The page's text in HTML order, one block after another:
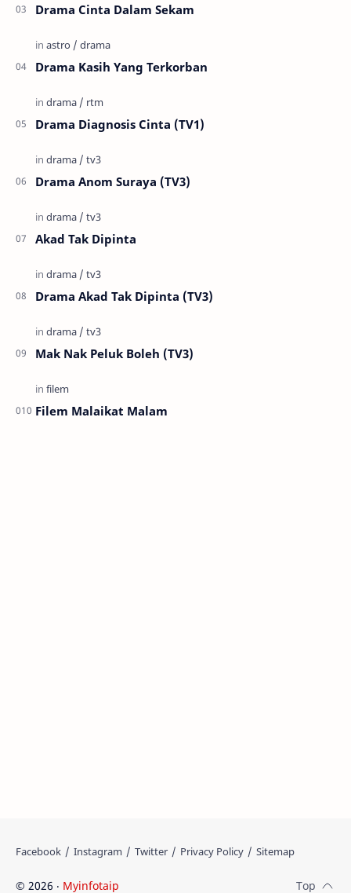
Drama Cinta Dalam Sekam
Drama Kasih Yang Terkorban
Drama Diagnosis Cinta (TV1)
Drama Anom Suraya (TV3)
Akad Tak Dipinta
Drama Akad Tak Dipinta (TV3)
Mak Nak Peluk Boleh (TV3)
Filem Malaikat Malam
© 2026 ‧ Myinfotaip